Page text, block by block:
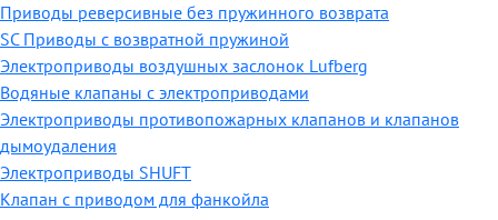
Приводы реверсивные без пружинного возврата
SC Приводы с возвратной пружиной
Электроприводы воздушных заслонок Lufberg
Водяные клапаны с электроприводами
Электроприводы противопожарных клапанов и клапанов
дымоудаления
Электроприводы SHUFT
Клапан с приводом для фанкойла